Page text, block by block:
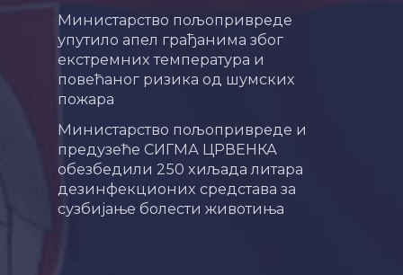
Министарство пољопривреде
упутило апел грађанима због
екстремних температура и
повећаног ризика од шумских
пожара
Министарство пољопривреде и
предузеће СИГМА ЦРВЕНКА
обезбедили 250 хиљада литара
дезинфекционих средстава за
сузбијање болести животиња